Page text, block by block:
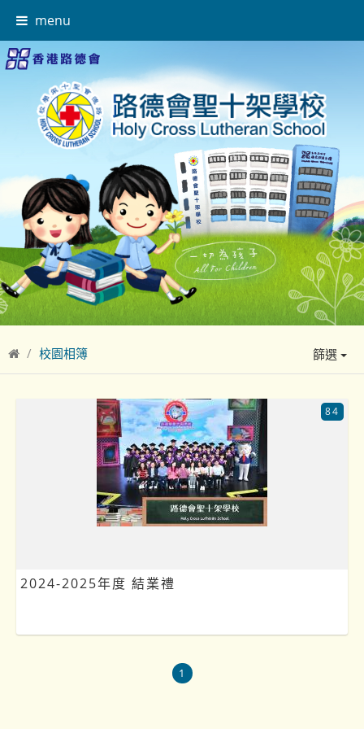
menu
校園相簿 篩選
2024-2025年度 結業禮
84
1